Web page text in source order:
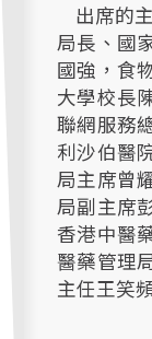
出席的
局長、國
國強，食
大學校長
聯網服務
利沙伯醫
局主席曾
局副主席
香港中醫
醫藥管理
主任王笑